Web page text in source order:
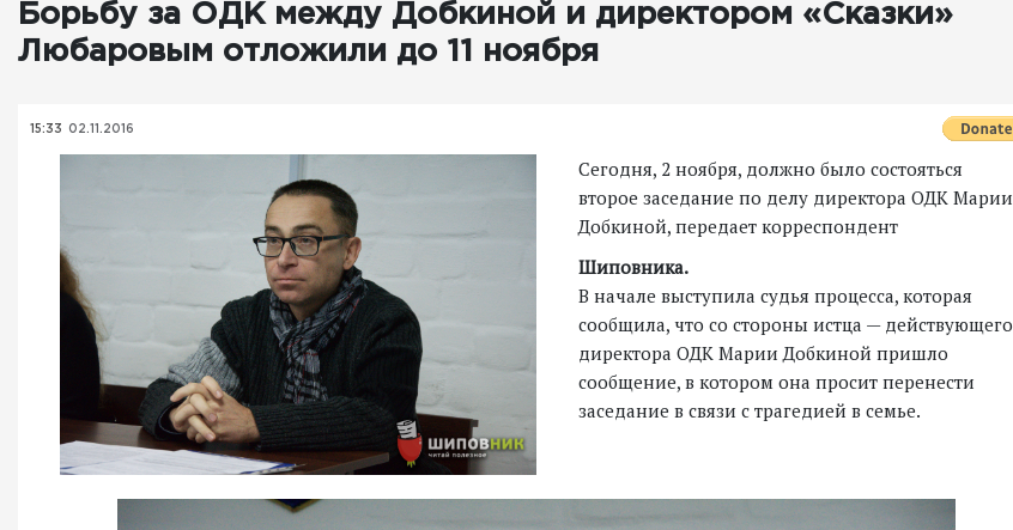
Борьбу за ОДК между Добкиной и директором «Сказки»
Любаровым отложили до 11 ноября
15:33 02.11.2016
Сегодня, 2 ноября, должно было состояться
второе заседание по делу директора ОДК Марии
Добкиной, передает корреспондент
Шиповника.
В начале выступила судья процесса, которая
сообщила, что со стороны истца — действующего
директора ОДК Марии Добкиной пришло
сообщение, в котором она просит перенести
заседание в связи с трагедией в семье.